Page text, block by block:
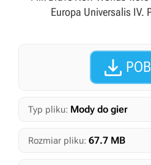
Europa Universalis IV.

Typ pliku: Mody do gier
Rozmiar pliku: 67.7 MB